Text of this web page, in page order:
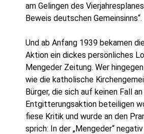
am Gelingen des
Beweis deutschen Gemeinsinns“.
Und ab Anfang 1939 bekamen
Aktion ein dickes persönliches
Mengeder Zeitung. Wer
wie die katholische
Bürger, die sich auf keinen Fall
Entgitterungsaktion beteiligen
fiese Kritik und wurde an den
sprich: In der „Mengeder“